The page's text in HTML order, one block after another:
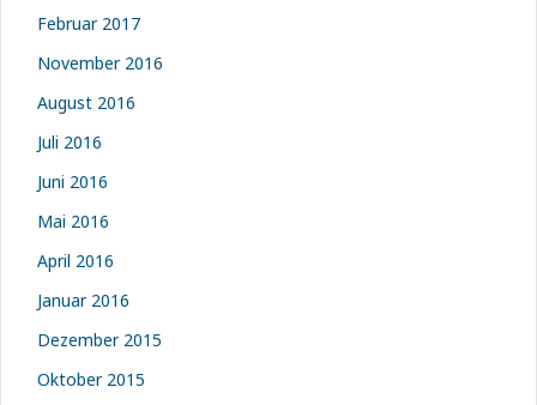
Februar 2017
November 2016
August 2016
Juli 2016
Juni 2016
Mai 2016
April 2016
Januar 2016
Dezember 2015
Oktober 2015